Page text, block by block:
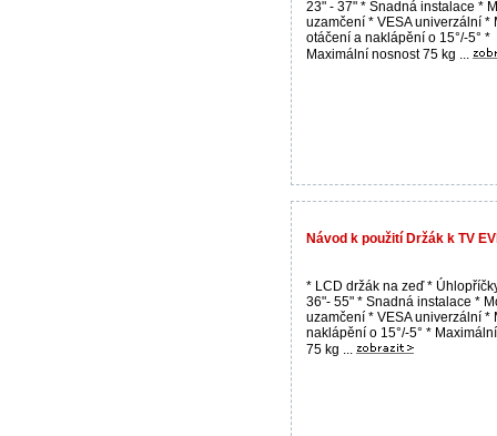
23" - 37" * Snadná instalace *
uzamčení * VESA univerzální *
otáčení a naklápění o 15°/-5° *
Maximální nosnost 75 kg ...
Návod k použití Držák k TV
* LCD držák na zeď *
36"- 55" * Snadná instalace *
uzamčení * VESA univerzální *
naklápění o 15°/-5° *
75 kg ...